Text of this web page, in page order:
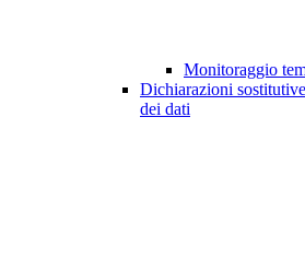
Monitoraggio
Dichiarazioni
dei dati